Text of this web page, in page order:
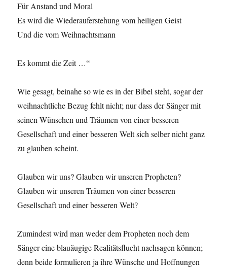
Für Anstand und Moral
Es wird die Wiederauferstehung vom heiligen Geist
Und die vom Weihnachtsmann
Es kommt die Zeit …“
Wie gesagt, beinahe so wie es in der Bibel steht, sogar der
weihnachtliche Bezug fehlt nicht; nur dass der Sänger mit
seinen Wünschen und Träumen von einer besseren
Gesellschaft und einer besseren Welt sich selber nicht ganz
zu glauben scheint.
Glauben wir uns? Glauben wir unseren Propheten?
Glauben wir unseren Träumen von einer besseren
Gesellschaft und einer besseren Welt?
Zumindest wird man weder dem Propheten noch dem
Sänger eine blauäugige Realitätsflucht nachsagen können;
denn beide formulieren ja ihre Wünsche und Hoffnungen